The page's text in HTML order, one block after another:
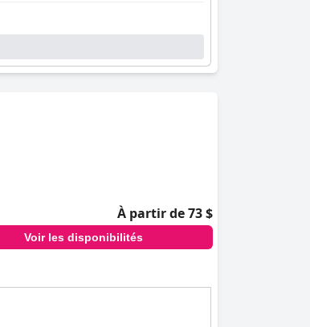
À partir de 73 $
Voir les disponibilités